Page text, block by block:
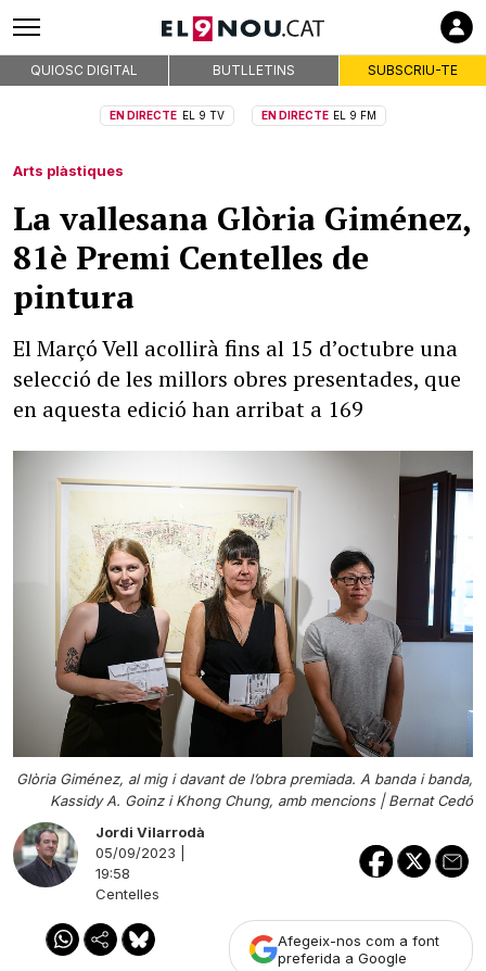
QUIOSC DIGITAL BUTLLETINS SUBSCRIU-TE
EN DIRECTE EL 9 TV EN DIRECTE EL 9 FM
Arts plàstiques
La vallesana Glòria Giménez,
81è Premi Centelles de
pintura
El Marçó Vell acollirà fins al 15 d’octubre una
selecció de les millors obres presentades, que
en aquesta edició han arribat a 169
Glòria Giménez, al mig i davant de l’obra premiada. A banda i banda,
Kassidy A. Goinz i Khong Chung, amb mencions |Bernat Cedó
Jordi Vilarrodà
05/09/2023 |
19:58
Centelles
Afegeix-nos com a font
preferida a Google